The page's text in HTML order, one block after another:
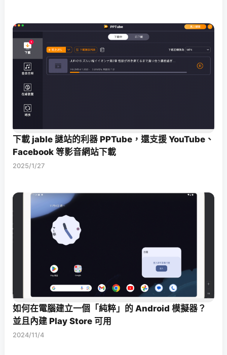
下載 jable 謎站的利器 PPTube，還支援 YouTube、
Facebook 等影音網站下載
2025/1/27
如何在電腦建立一個「純粹」的 Android 模擬器？
並且內建 Play Store 可用
2024/11/4